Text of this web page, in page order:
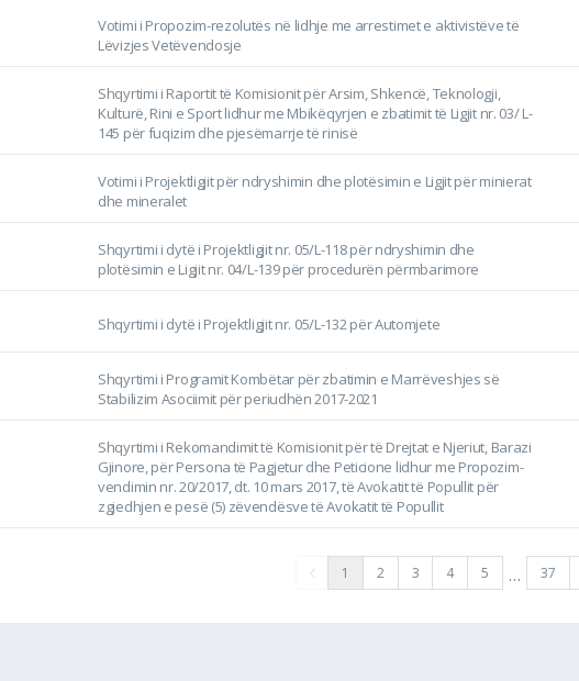
Votimi i Propozim-rezolutës në lidhje me arrestimet e aktivistëve të
Lëvizjes Vetëvendosje
Shqyrtimi i Raportit të Komisionit për Arsim, Shkencë, Teknologji,
Kulturë, Rini e Sport lidhur me Mbikëqyrjen e zbatimit të Ligjit nr. 03/ L-
145 për fuqizim dhe pjesëmarrje të rinisë
Votimi i Projektligjit për ndryshimin dhe plotësimin e Ligjit për minierat
dhe mineralet
Shqyrtimi i dytë i Projektligjit nr. 05/L-118 për ndryshimin dhe
plotësimin e Ligjit nr. 04/L-139 për procedurën përmbarimore
Shqyrtimi i dytë i Projektligjit nr. 05/L-132 për Automjete
Shqyrtimi i Programit Kombëtar për zbatimin e Marrëveshjes së
Stabilizim Asociimit për periudhën 2017-2021
Shqyrtimi i Rekomandimit të Komisionit për të Drejtat e Njeriut, Barazi
Gjinore, për Persona të Pagjetur dhe Peticione lidhur me Propozim-
vendimin nr. 20/2017, dt. 10 mars 2017, të Avokatit të Popullit për
zgjedhjen e pesë (5) zëvendësve të Avokatit të Popullit
1 2 3 4 5 … 37